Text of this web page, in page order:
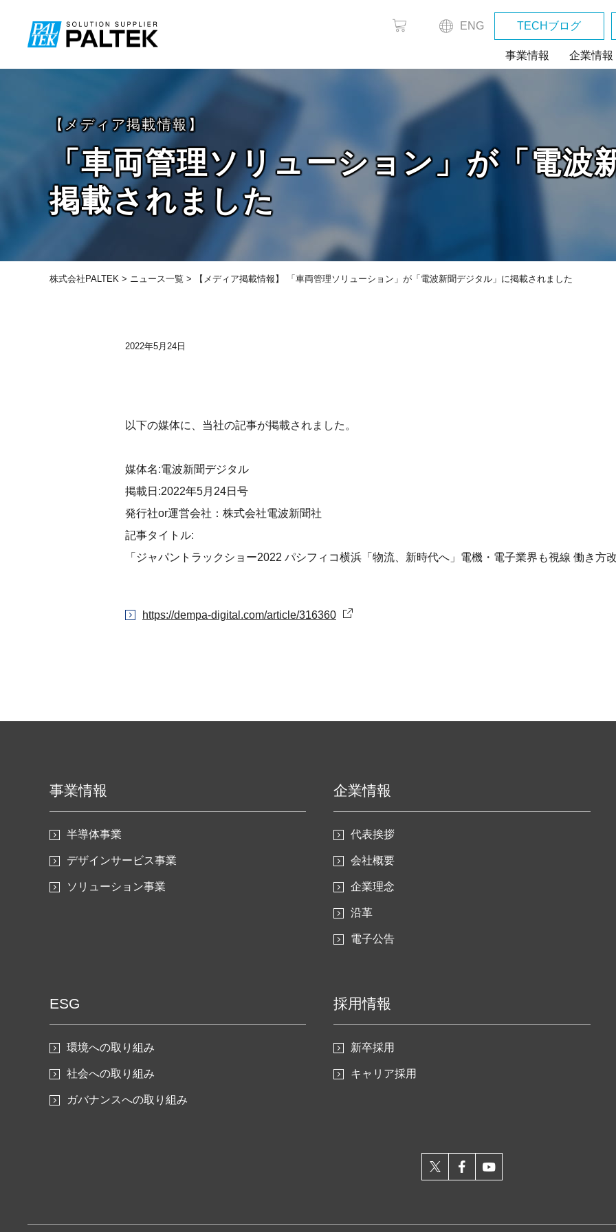
事業情報 企業情報
ENG TECHブログ
株式会社PALTEK > ニュース一覧 > 【メディア掲載情報】 「車両管理ソリューション」が「電波新聞デジタル」に掲載されました
【メディア掲載情報】
「車両管理ソリューション」が「電波
掲載されました
2022年5月24日
以下の媒体に、当社の記事が掲載されました。
媒体名:電波新聞デジタル
掲載日:2022年5月24日号
発行社or運営会社：株式会社電波新聞社
記事タイトル:
「ジャパントラックショー2022 パシフィコ横浜「物流、新時代へ」電機・電子業界も視線 働き方
https://dempa-digital.com/article/316360
事業情報
半導体事業
デザインサービス事業
ソリューション事業
企業情報
代表挨拶
会社概要
企業理念
沿革
電子公告
ESG
環境への取り組み
社会への取り組み
ガバナンスへの取り組み
採用情報
新卒採用
キャリア採用
X facebook